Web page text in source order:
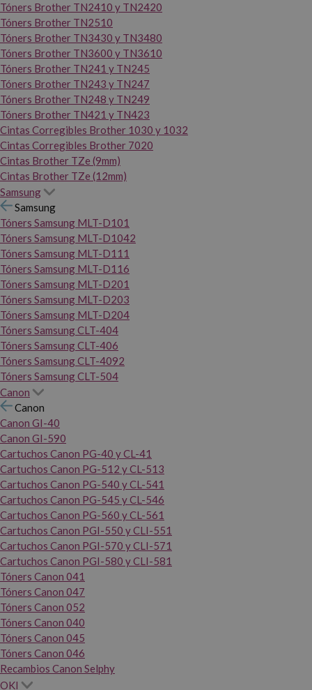
Tóners Brother TN2410 y TN2420
Tóners Brother TN2510
Tóners Brother TN3430 y TN3480
Tóners Brother TN3600 y TN3610
Tóners Brother TN241 y TN245
Tóners Brother TN243 y TN247
Tóners Brother TN248 y TN249
Tóners Brother TN421 y TN423
Cintas Corregibles Brother 1030 y 1032
Cintas Corregibles Brother 7020
Cintas Brother TZe (9mm)
Cintas Brother TZe (12mm)
Samsung
Samsung
Tóners Samsung MLT-D101
Tóners Samsung MLT-D1042
Tóners Samsung MLT-D111
Tóners Samsung MLT-D116
Tóners Samsung MLT-D201
Tóners Samsung MLT-D203
Tóners Samsung MLT-D204
Tóners Samsung CLT-404
Tóners Samsung CLT-406
Tóners Samsung CLT-4092
Tóners Samsung CLT-504
Canon
Canon
Canon GI-40
Canon GI-590
Cartuchos Canon PG-40 y CL-41
Cartuchos Canon PG-512 y CL-513
Cartuchos Canon PG-540 y CL-541
Cartuchos Canon PG-545 y CL-546
Cartuchos Canon PG-560 y CL-561
Cartuchos Canon PGI-550 y CLI-551
Cartuchos Canon PGI-570 y CLI-571
Cartuchos Canon PGI-580 y CLI-581
Tóners Canon 041
Tóners Canon 047
Tóners Canon 052
Tóners Canon 040
Tóners Canon 045
Tóners Canon 046
Recambios Canon Selphy
OKI